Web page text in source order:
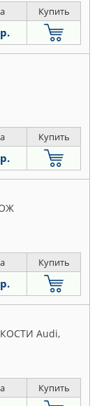
Купить
Купить
Купить
Audi,
Купить